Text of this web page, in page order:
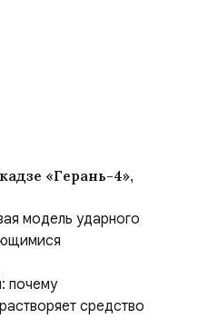
«Герань-4»,
модель ударного